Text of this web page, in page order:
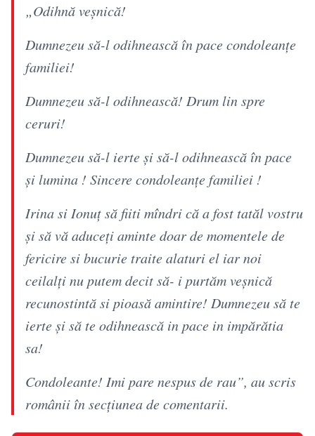
„Odihnă veșnică!
Dumnezeu să-l odihnească în pace condoleanțe
familiei!
Dumnezeu să-l odihnească! Drum lin spre
ceruri!
Dumnezeu să-l ierte și să-l odihnească în pace
și lumina ! Sincere condoleanțe familiei !
Irina si Ionuț să fiiti mîndri că a fost tatăl vostru
și să vă aduceți aminte doar de momentele de
fericire si bucurie traite alaturi el iar noi
ceilalți nu putem decit să- i purtăm veșnică
recunostintă si pioasă amintire! Dumnezeu să te
ierte și să te odihnească in pace in impărătia
sa!
Condoleante! Imi pare nespus de rau”, au scris
românii în secțiunea de comentarii.